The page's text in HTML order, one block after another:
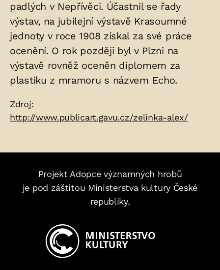
padlých v Nepřívěci. Účastnil se řady
výstav, na jubilejní výstavě Krasoumné
jednoty v roce 1908 získal za své práce
ocenění. O rok později byl v Plzni na
výstavě rovněž oceněn diplomem za
plastiku z mramoru s názvem Echo.
Zdroje:
Zdroj:
http://www.publicart.gavu.cz/zelinka-alex/
Projekt Adopce významných hrobů
je pod záštitou Ministerstva kultury České
republiky.